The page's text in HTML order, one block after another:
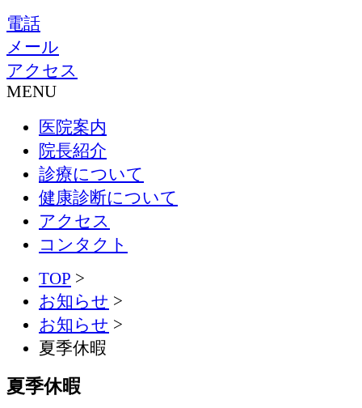
電話
メール
アクセス
MENU
医院案内
院長紹介
診療について
健康診断について
アクセス
コンタクト
TOP >
お知らせ >
お知らせ >
夏季休暇
夏季休暇